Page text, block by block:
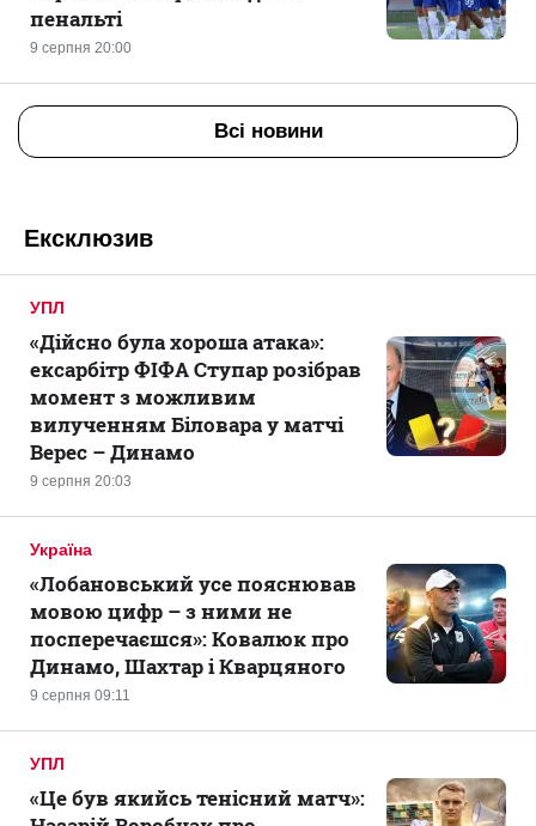
9 серпня 20:00
пенальті
Всі новини
Ексклюзив
УПЛ
9 серпня 20:03
«Дійсно була хороша атака»:
ексарбітр ФІФА Ступар розібрав
момент з можливим
вилученням Біловара у матчі
Верес – Динамо
Україна
9 серпня 09:11
«Лобановський усе пояснював
мовою цифр – з ними не
посперечаєшся»: Ковалюк про
Динамо, Шахтар і Кварцяного
УПЛ
«Це був якийсь тенісний матч»: